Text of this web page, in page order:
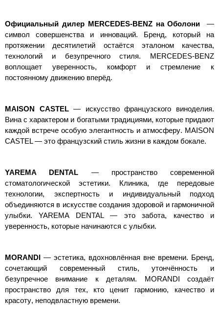
Официальный дилер MERCEDES-BENZ на Оболони —
символ совершенства и инноваций. Бренд, который на
протяжении десятилетий остаётся эталоном качества,
технологий и безупречного стиля. MERCEDES-BENZ
воплощает уверенность, комфорт и стремление к
постоянному движению вперёд.
MAISON CASTEL— искусство французского виноделия.
Вина с характером и богатыми традициями, которые придают
каждой встрече особую элегантность и атмосферу. MAISON
CASTEL — это французский стиль жизни в каждом бокале.
YAREMA DENTAL — пространство современной
стоматологической эстетики. Клиника, где передовые
технологии, экспертность и индивидуальный подход
объединяются в искусстве создания здоровой и гармоничной
улыбки. YAREMA DENTAL — это забота, качество и
уверенность, которые начинаются с улыбки.
MORANDI — эстетика, вдохновлённая вне времени. Бренд,
сочетающий современный стиль, утончённость и
безупречное внимание к деталям. MORANDI создаёт
пространство для тех, кто ценит гармонию, качество и
красоту, неподвластную времени.